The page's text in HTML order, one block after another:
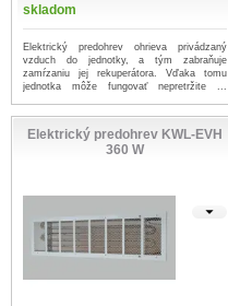
skladom
Elektrický predohrev ohrieva privádzaný
vzduch do jednotky, a tým zabraňuje
zamŕzaniu jej rekuperátora. Vďaka tomu
jednotka môže fungovať nepretržite ...
Elektrický predohrev KWL-EVH
360 W